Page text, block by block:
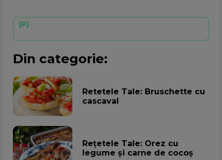
Din categorie:
Retetele Tale: Bruschette cu
cascaval
Rețetele Tale: Orez cu
legume și carne de cocoș